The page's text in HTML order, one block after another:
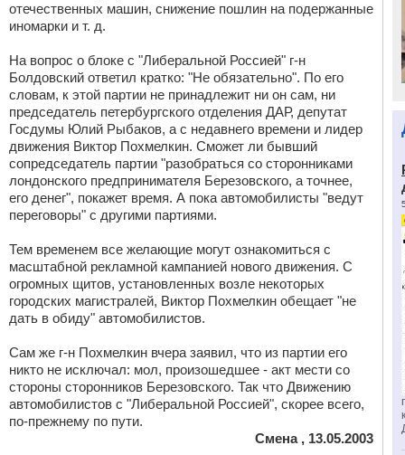
отечественных машин, снижение пошлин на подержанные
иномарки и т. д.
На вопрос о блоке с "Либеральной Россией" г-н
Болдовский ответил кратко: "Не обязательно". По его
словам, к этой партии не принадлежит ни он сам, ни
председатель петербургского отделения ДАР, депутат
Госдумы Юлий Рыбаков, а с недавнего времени и лидер
движения Виктор Похмелкин. Сможет ли бывший
сопредседатель партии "разобраться со сторонниками
лондонского предпринимателя Березовского, а точнее,
его денег", покажет время. А пока автомобилисты "ведут
переговоры" с другими партиями.
Тем временем все желающие могут ознакомиться с
масштабной рекламной кампанией нового движения. С
огромных щитов, установленных возле некоторых
городских магистралей, Виктор Похмелкин обещает "не
дать в обиду" автомобилистов.
Сам же г-н Похмелкин вчера заявил, что из партии его
никто не исключал: мол, произошедшее - акт мести со
стороны сторонников Березовского. Так что Движению
автомобилистов с "Либеральной Россией", скорее всего,
по-прежнему по пути.
Смена , 13.05.2003